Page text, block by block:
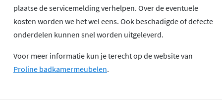
plaatse de servicemelding verhelpen. Over de eventuele
kosten worden we het wel eens. Ook beschadigde of defecte
onderdelen kunnen snel worden uitgeleverd.
Voor meer informatie kun je terecht op de website van
Proline badkamermeubelen.